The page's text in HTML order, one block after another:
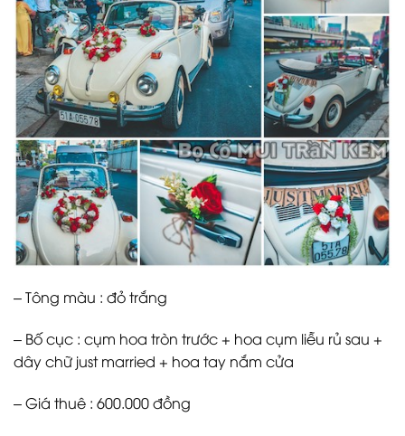
– Tông màu : đỏ trắng
– Bố cục : cụm hoa tròn trước + hoa cụm liễu rủ sau +
dây chữ just married + hoa tay nắm cửa
– Giá thuê : 600.000 đồng